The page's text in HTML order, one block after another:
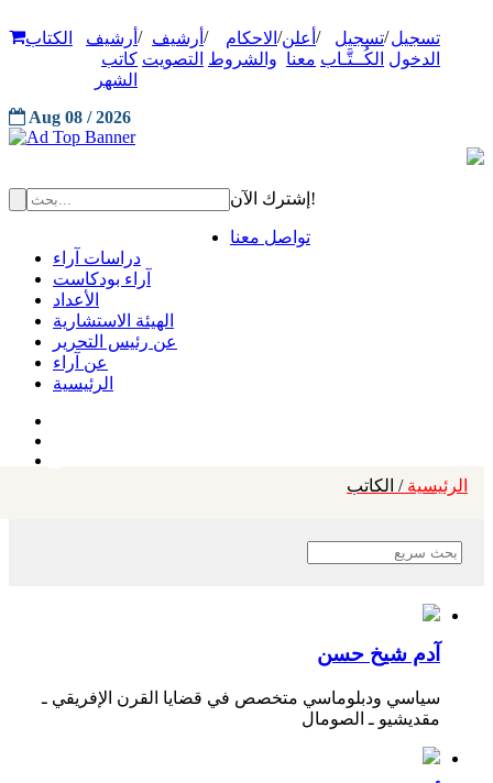
تسجيل
الدخول
/تسجيل
الكُــتَّـاب
/ أعلن
معنا
/ الاحكام
والشروط
/ أرشيف
التصويت
/ أرشيف
كاتب
الشهر
الكتاب
Aug 08 / 2026
إشترك الآن!
تواصل معنا
دراسات آراء
آراء بودكاست
الأعداد
الهيئة الاستشارية
عن رئيس التحرير
عن آراء
الرئيسية
الرئيسية / الكاتب
آدم شيخ حسن
سياسي ودبلوماسي متخصص في قضايا القرن الإفريقي ـ
مقديشيو ـ الصومال